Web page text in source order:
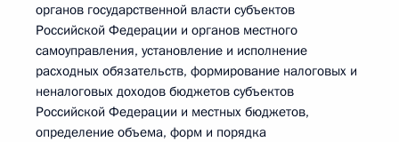
органов государственной власти субъектов
Российской Федерации и органов местного
самоуправления, установление и исполнение
расходных обязательств, формирование налоговых и
неналоговых доходов бюджетов субъектов
Российской Федерации и местных бюджетов,
определение объема, форм и порядка